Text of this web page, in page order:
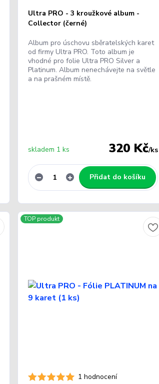
Ultra PRO - 3 kroužkové album -
Collector (černé)
Album pro úschovu sběratelských karet
od firmy Ultra PRO. Toto album je
vhodné pro folie Ultra PRO Silver a
Platinum. Album nenechávejte na světle
a na prašném místě.
320 Kč/ks
skladem 1 ks
Přidat do košíku
TOP produkt
1 hodnocení